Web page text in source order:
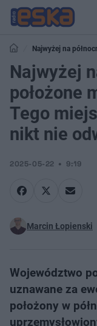
Najwyżej na
w Podlaskiem nikt nie
Najwyżej
położone
Tego
nikt nie
2025-05-22 9:19
Marcin Łopienski
Województwo
uznawane za
położony w